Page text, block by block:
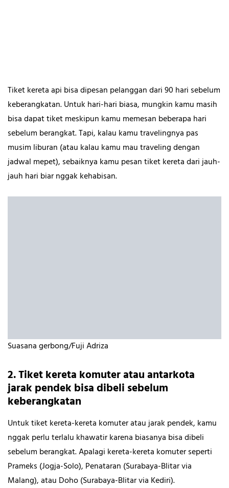
Tiket kereta api bisa dipesan pelanggan dari 90 hari sebelum
keberangkatan. Untuk hari-hari biasa, mungkin kamu masih
bisa dapat tiket meskipun kamu memesan beberapa hari
sebelum berangkat. Tapi, kalau kamu travelingnya pas
musim liburan (atau kalau kamu mau traveling dengan
jadwal mepet), sebaiknya kamu pesan tiket kereta dari jauh-
jauh hari biar nggak kehabisan.
Suasana gerbong/Fuji Adriza
2. Tiket kereta komuter atau antarkota
jarak pendek bisa dibeli sebelum
keberangkatan
Untuk tiket kereta-kereta komuter atau jarak pendek, kamu
nggak perlu terlalu khawatir karena biasanya bisa dibeli
sebelum berangkat. Apalagi kereta-kereta komuter seperti
Prameks (Jogja-Solo), Penataran (Surabaya-Blitar via
Malang), atau Doho (Surabaya-Blitar via Kediri).